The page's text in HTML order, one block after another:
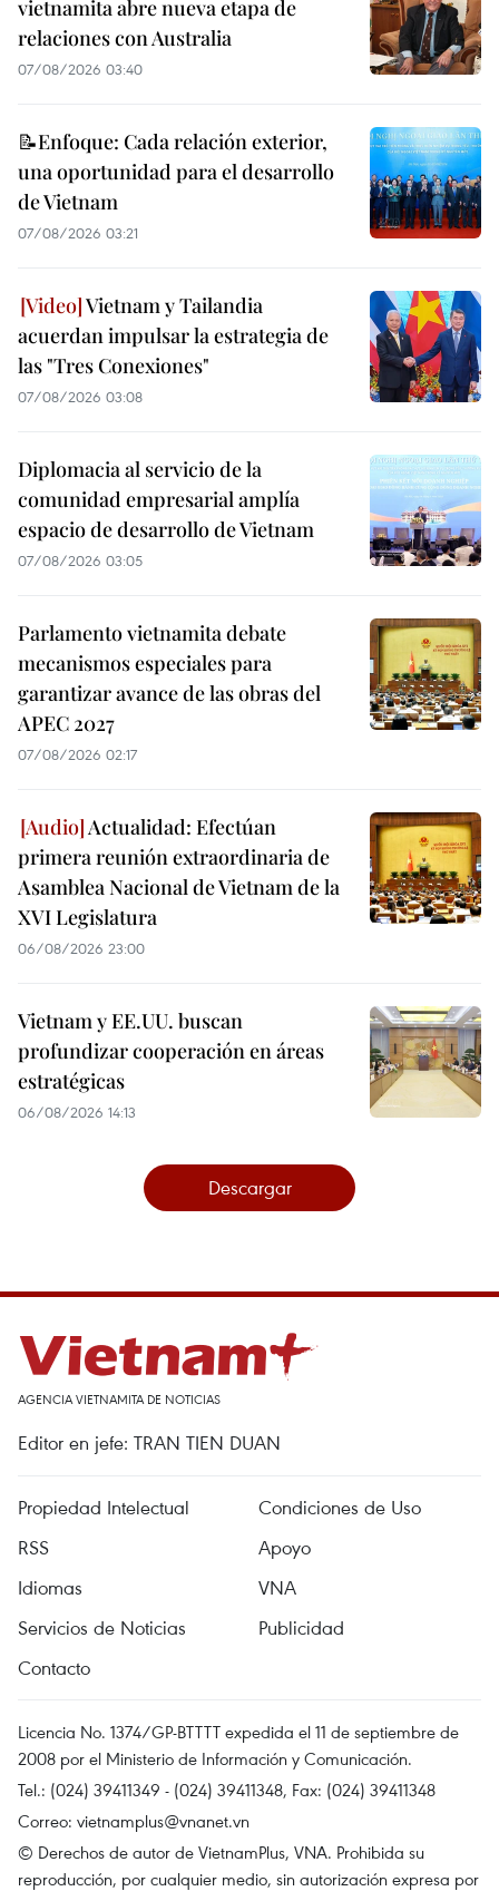
vietnamita abre nueva etapa de
relaciones con Australia
07/08/2026 03:40
📝Enfoque: Cada relación exterior,
una oportunidad para el desarrollo
de Vietnam
07/08/2026 03:21
Vietnam y Tailandia
acuerdan impulsar la estrategia de
las "Tres Conexiones"
07/08/2026 03:08
Diplomacia al servicio de la
comunidad empresarial amplía
espacio de desarrollo de Vietnam
07/08/2026 03:05
Parlamento vietnamita debate
mecanismos especiales para
garantizar avance de las obras del
APEC 2027
07/08/2026 02:17
Actualidad: Efectúan
primera reunión extraordinaria de
Asamblea Nacional de Vietnam de la
XVI Legislatura
06/08/2026 23:00
Vietnam y EE.UU. buscan
profundizar cooperación en áreas
estratégicas
06/08/2026 14:13
Descargar
AGENCIA VIETNAMITA DE NOTICIAS
Editor en jefe: TRAN TIEN DUAN
Propiedad Intelectual
Condiciones de Uso
RSS
Apoyo
Idiomas
VNA
Servicios de Noticias
Publicidad
Contacto
Licencia No. 1374/GP-BTTTT expedida el 11 de septiembre de
2008 por el Ministerio de Información y Comunicación.
Tel.: (024) 39411349 - (024) 39411348, Fax: (024) 39411348
Correo: vietnamplus@vnanet.vn
© Derechos de autor de VietnamPlus, VNA. Prohibida su
reproducción, por cualquier medio, sin autorización expresa por